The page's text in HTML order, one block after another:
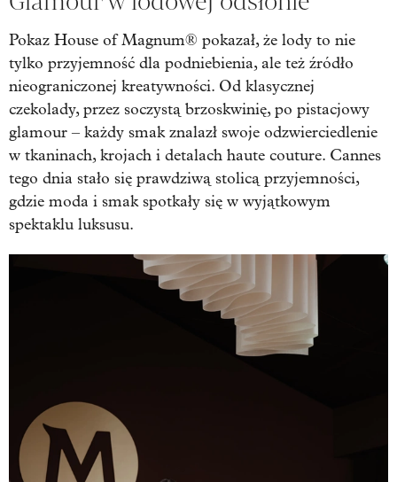
Pokaz House of Magnum® pokazał, że lody to nie
tylko przyjemność dla podniebienia, ale też źródło
nieograniczonej kreatywności. Od klasycznej
czekolady, przez soczystą brzoskwinię, po pistacjowy
glamour – każdy smak znalazł swoje odzwierciedlenie
w tkaninach, krojach i detalach haute couture. Cannes
tego dnia stało się prawdziwą stolicą przyjemności,
gdzie moda i smak spotkały się w wyjątkowym
spektaklu luksusu.